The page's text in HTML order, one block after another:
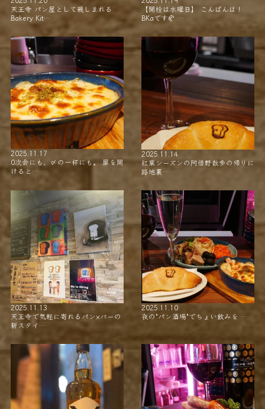
天王寺 パン屋として親しまれる
Bakery Kit…
【開栓は水曜日】 こんばんは！
BKaです🥐 …
2025.11.17
0次会にも、〆の一杯にも。 扉を開
けると…
2025.11.14
紅葉シーズンの阿倍野散歩の帰りに
路地裏…
2025.11.13
天王寺で気軽に寄れるパン×バーの
新スタイ…
2025.11.10
夜の"パン酒場"でちょい飲みを …